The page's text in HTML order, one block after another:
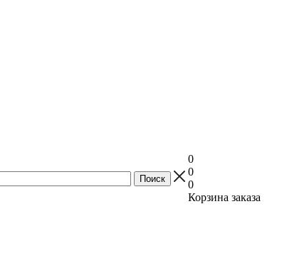
0
0
0
Корзина заказа